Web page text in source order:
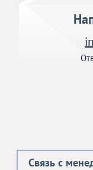
Связь с